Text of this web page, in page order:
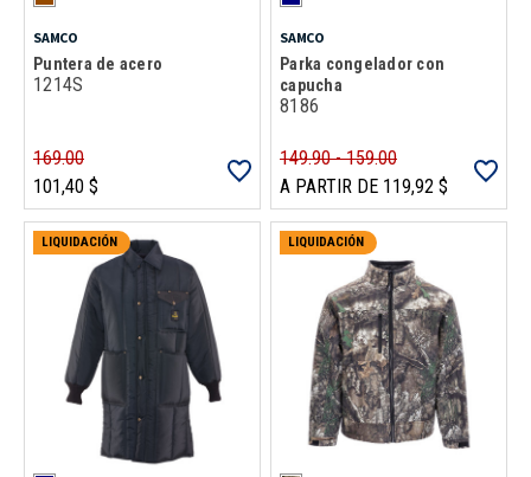
SAMCO
Puntera de acero
1214S
169.00
101,40 $
SAMCO
Parka congelador con
capucha
8186
149.90 - 159.00
A PARTIR DE 119,92 $
LIQUIDACIÓN LIQUIDACIÓN